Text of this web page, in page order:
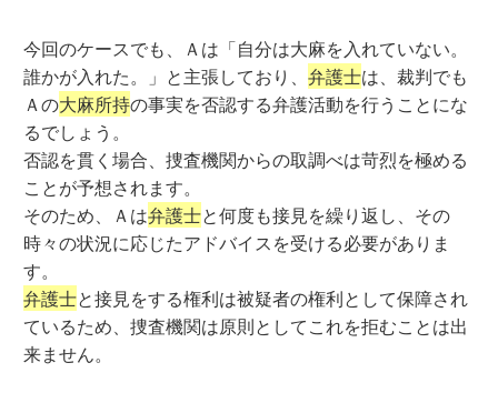
今回のケースでも、Ａは「自分は大麻を入れていない。
誰かが入れた。」と主張しており、弁護士は、裁判でも
Ａの大麻所持の事実を否認する弁護活動を行うことにな
るでしょう。
否認を貫く場合、捜査機関からの取調べは苛烈を極める
ことが予想されます。
そのため、Ａは弁護士と何度も接見を繰り返し、その
時々の状況に応じたアドバイスを受ける必要がありま
す。
弁護士と接見をする権利は被疑者の権利として保障され
ているため、捜査機関は原則としてこれを拒むことは出
来ません。